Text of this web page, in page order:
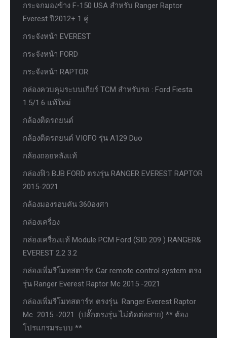
กระจกมองข้าง F-150 USA สำหรับ Ranger Raptor
Everest ปี2012+ 1 คู่
กระจังหน้า EVEREST
กระจังหน้า FORD
กระจังหน้า RAPTOR
กล่องควบคุมระบบเกียร์ TCM สำหรับรถ : Ford Fiesta
1.5/1.6 แท้ใหม่
กล้องติดรถยนต์
กล้องติดรถยนต์ VIOFO รุ่น A129 Duo
กล้องถอยหลังแท้
กล่องฟิว BJB FORD ตรงรุ่น RANGER EVEREST RAPTOR
2015-2021
กล้องมองรอบคัน 360องศา
กล่องเครื่อง
กล่องเครื่องแท้ Module PCM Ford (SID 209 ) RANGER&
EVEREST 2.2 3.2
กล่องเพิ่มรีโมทสตาร์ท Car remote control system ตรง
รุ่น Ranger Everest Raptor Mc 2015 -2021
กล่องเพิ่มรีโมทสตาร์ท ตรงรุ่น Ranger Everest Raptor
Mc 2015 -2021 (ปลั๊กตรงรุ่น ไม่ตัดต่อสาย) ** ต้อง
โปรแกรมระบบ **